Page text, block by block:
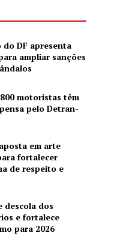
do DF apresenta
ampliar sanções
motoristas têm
pelo Detran-
em arte
fortalecer
de respeito e
descola dos
e fortalece
para 2026